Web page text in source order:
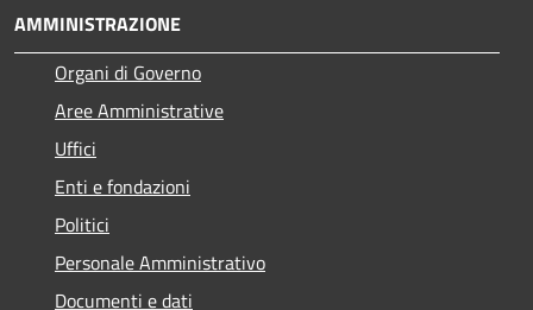
AMMINISTRAZIONE
Organi di Governo
Aree Amministrative
Uffici
Enti e fondazioni
Politici
Personale Amministrativo
Documenti e dati